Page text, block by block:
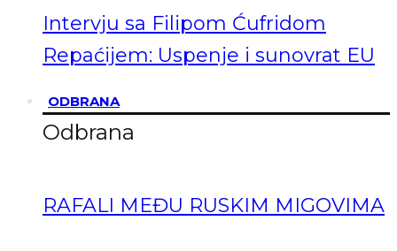
Intervju sa Filipom Ćufridom
Repaćijem: Uspenje i sunovrat EU
ODBRANA
Odbrana
RAFALI MEĐU RUSKIM MIGOVIMA